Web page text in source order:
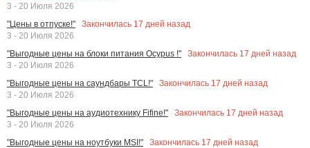
3 - 20 Июля 2026
"Цены в отпуске!"
Закончилась 17 дней назад
3 - 20 Июля 2026
"Выгодные цены на блоки питания Ocypus !"
Закончилась 17 дней назад
3 - 20 Июля 2026
"Выгодные цены на саундбары TCL!"
Закончилась 17 дней назад
3 - 20 Июля 2026
"Выгодные цены на аудиотехнику Fifine!"
Закончилась 17 дней назад
3 - 20 Июля 2026
"Выгодные цены на ноутбуки MSI!"
Закончилась 17 дней назад